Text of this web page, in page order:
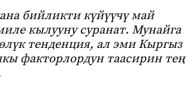
бийликти күйүүчү май
кылууну суранат. Мунайга
тенденция, ал эми Кыргыз
факторлордун таасирин тең